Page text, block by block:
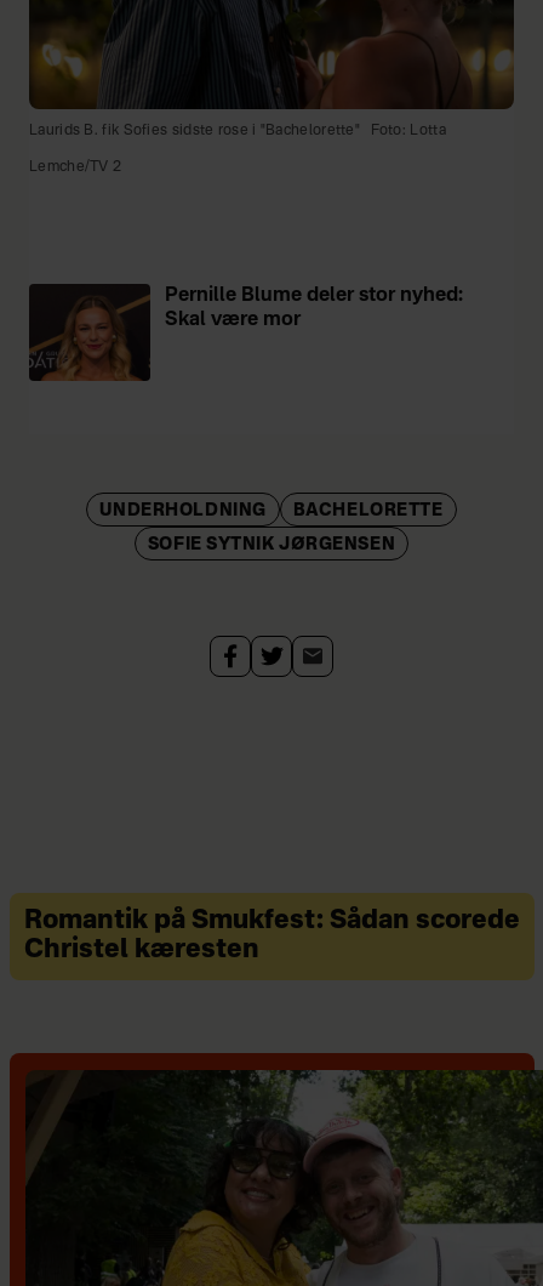
Laurids B. fik Sofies sidste rose i "Bachelorette" Foto: Lotta
Lemche/TV 2
Pernille Blume deler stor nyhed:
Skal være mor
UNDERHOLDNING
BACHELORETTE
SOFIE SYTNIK JØRGENSEN
Romantik på Smukfest: Sådan scorede
Christel kæresten